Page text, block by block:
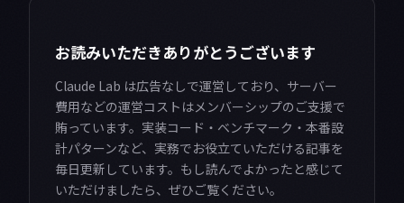
お読みいただきありがとうございます
Claude Lab は広告なしで運営しており、サーバー
費用などの運営コストはメンバーシップのご支援で
賄っています。実装コード・ベンチマーク・本番設
計パターンなど、実務でお役立ていただける記事を
毎日更新しています。もし読んでよかったと感じて
いただけましたら、ぜひご覧ください。